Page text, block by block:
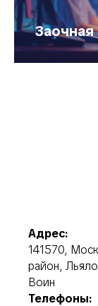
Адрес:
141570,
район,
Воин
Телефоны: